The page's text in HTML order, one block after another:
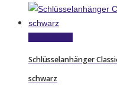
Schlüsselanhänger
schwarz